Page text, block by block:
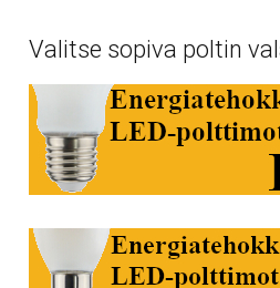
Valitse sopiva poltin